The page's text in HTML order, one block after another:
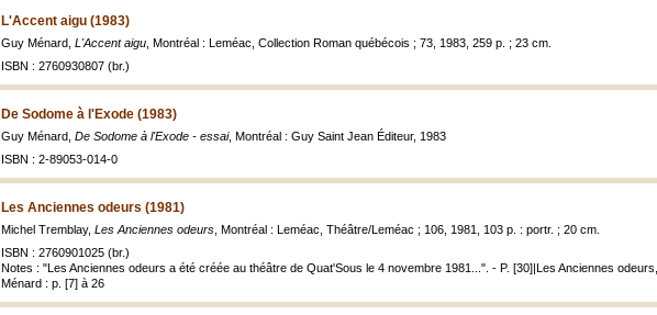
L'Accent aigu (1983)
Guy Ménard, L'Accent aigu , Montréal : Leméac, Collection Roman québécois ; 73, 1983, 259 p. ; 23 cm.
ISBN : 2760930807 (br.)
De Sodome à l'Exode (1983)
Guy Ménard, De Sodome à l'Exode - essai, Montréal : Guy Saint Jean Éditeur, 1983
ISBN : 2-89053-014-0
Les Anciennes odeurs (1981)
Michel Tremblay, Les Anciennes odeurs , Montréal : Leméac, Théâtre/Leméac ; 106, 1981, 103 p. : portr. ; 20 cm.
ISBN : 2760901025 (br.)
Notes : "Les Anciennes odeurs a été créée au théâtre de Quat'Sous le 4 novembre 1981...". - P. [30]|Les Anciennes
Ménard : p. [7] à 26